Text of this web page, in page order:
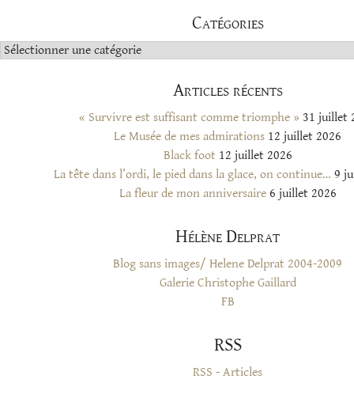
Catégories
Catégories
Articles récents
« Survivre est suffisant comme triomphe » 31 juillet
Le Musée de mes admirations 12 juillet 2026
Black foot 12 juillet 2026
La tête dans l’ordi, le pied dans la glace, on continue… 9
La fleur de mon anniversaire 6 juillet 2026
Hélène Delprat
Blog sans images/ Helene Delprat 2004-2009
Galerie Christophe Gaillard
FB
RSS
RSS - Articles